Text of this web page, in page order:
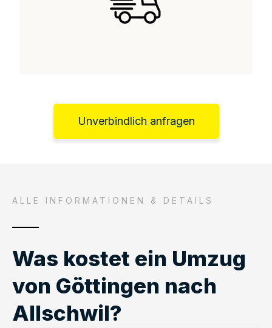
Unverbindlich anfragen
ALLE INFORMATIONEN & DETAILS
Was kostet ein Umzug
von Göttingen nach
Allschwil?